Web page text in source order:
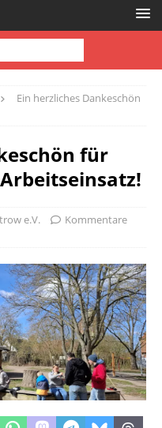
Ein herzliches Dankeschön
für
e.V.
Kommentare